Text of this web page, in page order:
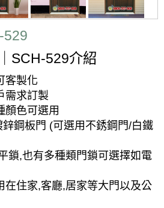
529
SCH-529介紹
客製化
需求訂製
顏色可選用
鋼板門 (可選用不銹鋼門/白鐵
鎖,也有多種類門鎖可選擇如電
在住家,客廳,居家等大門以及公